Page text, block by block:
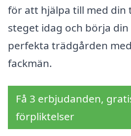
för att hjälpa till med din
steget idag och börja
perfekta trädgården
fackmän.
Få 3 erbjudanden,
förpliktelser